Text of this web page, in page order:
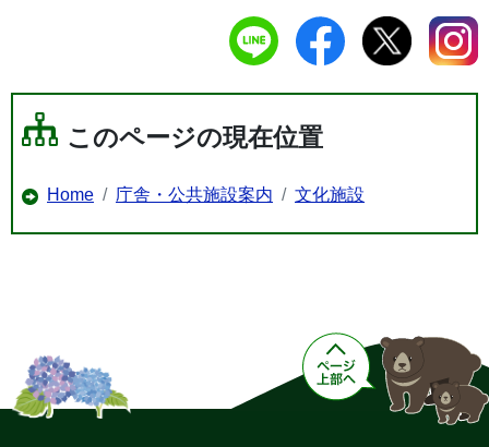
このページの現在位置
Home 庁舎・公共施設案内 文化施設